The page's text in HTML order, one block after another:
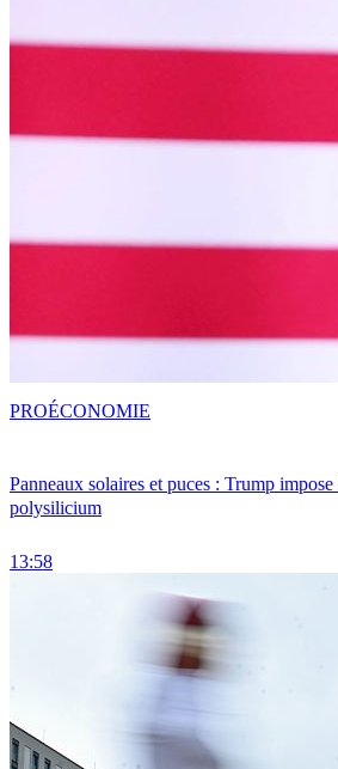
Panneaux solaires et puces : Trump
polysilicium
13:58
PROÉCONOMIE